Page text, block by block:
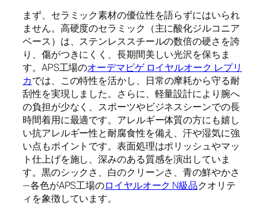
まず、セラミック素材の優位性を語らずにはいられ
ません。高硬度のセラミック（主に酸化ジルコニア
ベース）は、ステンレススチールの数倍の硬さを誇
り、傷がつきにくく、長期間美しい光沢を保ちま
す。APS工場のオーデマピゲ ロイヤルオーク レプリ
カでは、この特性を活かし、日常の摩耗から守る耐
刮性を実現しました。さらに、軽量設計により腕へ
の負担が少なく、スポーツやビジネスシーンでの長
時間着用に最適です。アレルギー体質の方にも嬉し
い抗アレルギー性と耐腐食性を備え、汗や湿気に強
い点もポイントです。表面処理はポリッシュやマッ
ト仕上げを施し、深みのある質感を演出していま
す。黒のシックさ、白のクリーンさ、青の鮮やかさ
—各色がAPS工場のロイヤルオーク N級品クオリテ
ィを象徴しています。